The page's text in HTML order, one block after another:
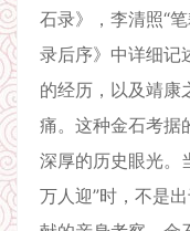
石录》，李清照“
录后序》中详细记
的经历，以及靖康
痛。这种金石考据
深厚的历史眼光。
万人迎”时，不是